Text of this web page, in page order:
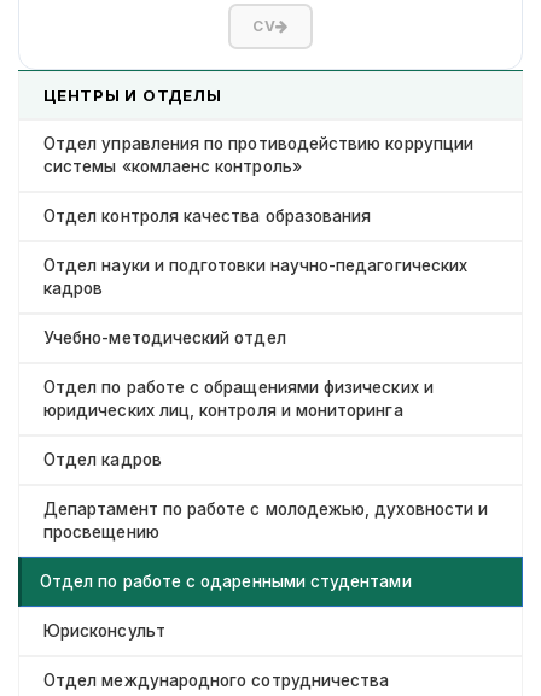
CV
ЦЕНТРЫ И ОТДЕЛЫ
Отдел управления по противодействию коррупции
системы «комлаенс контроль»
Отдел контроля качества образования
Отдел науки и подготовки научно-педагогических
кадров
Учебно-методический отдел
Отдел по работе с обращениями физических и
юридических лиц, контроля и мониторинга
Отдел кадров
Департамент по работе с молодежью, духовности и
просвещению
Отдел по работе с одаренными студентами
Юрисконсульт
Отдел международного сотрудничества